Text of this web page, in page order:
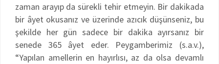
zaman arayıp da sürekli tehir etmeyin. Bir dakikada
bir âyet okusanız ve üzerinde azıcık düşünseniz, bu
şekilde her gün sadece bir dakika ayırsanız bir
senede 365 âyet eder. Peygamberimiz (s.a.v.),
“Yapılan amellerin en hayırlısı, az da olsa devamlı